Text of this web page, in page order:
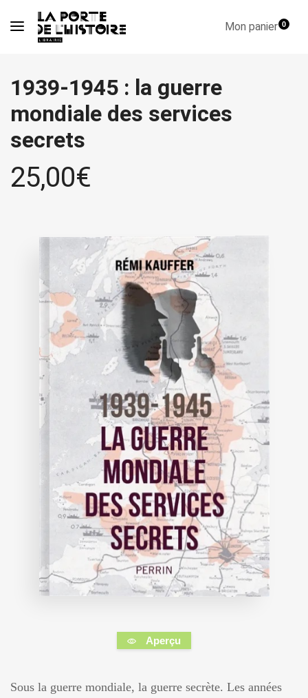
Mon panier0
1939-1945 : la guerre
mondiale des services
secrets
25,00€
Aperçu
Sous la guerre mondiale, la guerre secrète. Les années